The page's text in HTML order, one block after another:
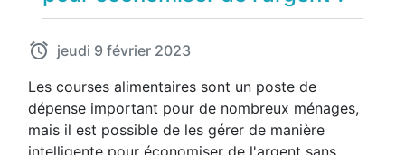
jeudi 9 février 2023
Les courses alimentaires sont un poste de
dépense important pour de nombreux ménages,
mais il est possible de les gérer de manière